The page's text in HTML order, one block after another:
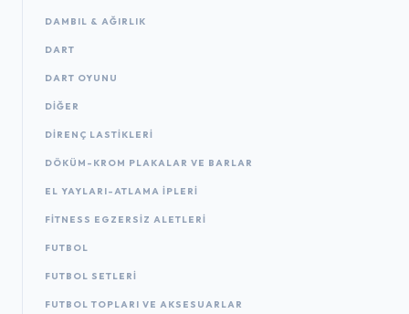
DAMBIL & AĞIRLIK
DART
DART OYUNU
DIĞER
DIRENÇ LASTIKLERI
DÖKÜM-KROM PLAKALAR VE BARLAR
EL YAYLARI-ATLAMA IPLERI
FITNESS EGZERSIZ ALETLERI
FUTBOL
FUTBOL SETLERI
FUTBOL TOPLARI VE AKSESUARLAR